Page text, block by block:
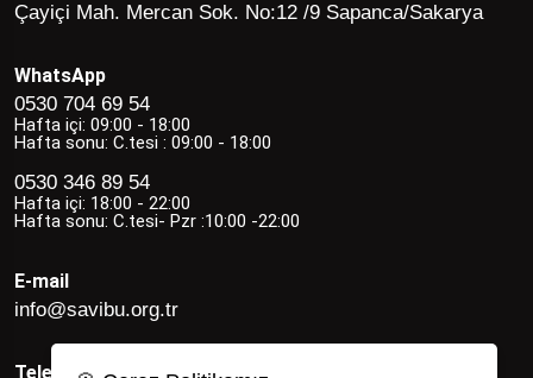
Çayiçi Mah. Mercan Sok. No:12 /9 Sapanca/Sakarya
WhatsApp
0530 704 69 54
Hafta içi: 09:00 - 18:00
Hafta sonu: C.tesi : 09:00 - 18:00
0530 346 89 54
Hafta içi: 18:00 - 22:00
Hafta sonu: C.tesi- Pzr :10:00 -22:00
E-mail
info@savibu.org.tr
Telefon